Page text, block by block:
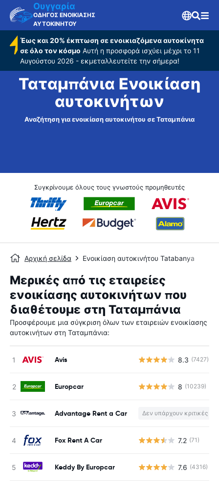
Ουγγαρία
ΟΔΗΓΟΣ ΕΝΟΙΚΙΑΣΗΣ
ΑΥΤΟΚΙΝΗΤΟΥ
Έως και 20% έκπτωση σε ενοικιαζόμενα αυτοκίνητα
σε όλο τον κόσμο Αυτή η προσφορά ισχύει μέχρι το 11
Αυγούστου 2026 - εκμεταλλευτείτε την σήμερα!
Ταταμπάνια Ενοικίαση
αυτοκινήτων
Αναζήτηση για ενοικίαση αυτοκινήτου σε Ταταμπάνια
Συγκρίνουμε όλους τους γνωστούς προμηθευτές
Αρχική σελίδα Ενοικίαση αυτοκινήτου Tatabanya
Μερικές από τις εταιρείες
ενοικίασης αυτοκινήτων που
διαθέτουμε στη Ταταμπάνια
Προσφέρουμε μια σύγκριση όλων των εταιρειών ενοικίασης
αυτοκινήτων στη Ταταμπάνια:
Avis 8.3 (7427)
Europcar 8 (10239)
Advantage Rent a Car Δεν υπάρχουν κριτικές
Fox Rent A Car 7.2 (71)
Keddy By Europcar 7.6 (4316)